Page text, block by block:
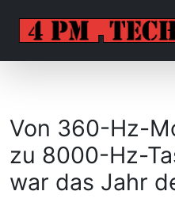
Von 360-Hz-
zu 8000-Hz-
war das Jahr